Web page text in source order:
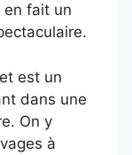
fait un
est un
dans une
On y
à